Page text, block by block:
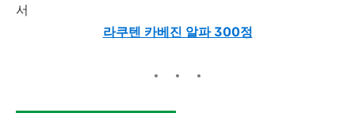
서
라쿠텐 카베진 알파 300정